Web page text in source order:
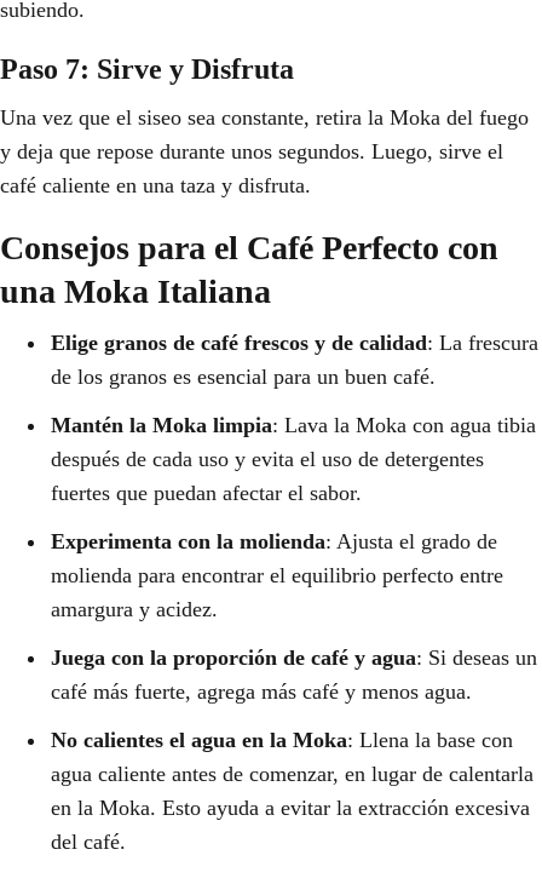
subiendo.
Paso 7: Sirve y Disfruta
Una vez que el siseo sea constante, retira la Moka del fuego
y deja que repose durante unos segundos. Luego, sirve el
café caliente en una taza y disfruta.
Consejos para el Café Perfecto con
una Moka Italiana
Elige granos de café frescos y de calidad: La frescura
de los granos es esencial para un buen café.
Mantén la Moka limpia: Lava la Moka con agua tibia
después de cada uso y evita el uso de detergentes
fuertes que puedan afectar el sabor.
Experimenta con la molienda: Ajusta el grado de
molienda para encontrar el equilibrio perfecto entre
amargura y acidez.
Juega con la proporción de café y agua: Si deseas un
café más fuerte, agrega más café y menos agua.
No calientes el agua en la Moka: Llena la base con
agua caliente antes de comenzar, en lugar de calentarla
en la Moka. Esto ayuda a evitar la extracción excesiva
del café.